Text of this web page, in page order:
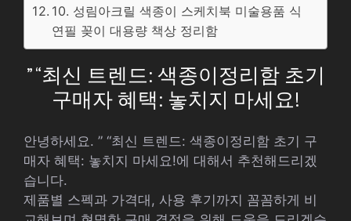
10. 성림아크릴 색종이 스케치북 미술용품 식
연필 꽂이 대용량 책상 정리함
” “최신 트렌드: 색종이정리함 초기
구매자 혜택: 놓치지 마세요!
안녕하세요. ” “최신 트렌드: 색종이정리함 초기 구
매자 혜택: 놓치지 마세요!에 대해서 추천해드리겠
습니다.
제품별 스펙과 가격대, 사용 후기까지 꼼꼼하게 비